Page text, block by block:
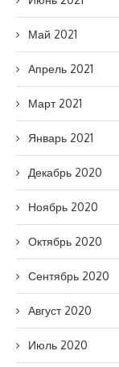
Май 2021
Апрель 2021
Март 2021
Январь 2021
Декабрь 2020
Ноябрь 2020
Октябрь 2020
Сентябрь 2020
Август 2020
Июль 2020